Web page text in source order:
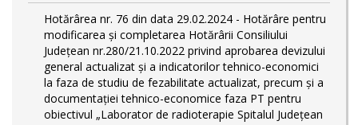
Hotărârea nr. 76 din data 29.02.2024 - Hotărâre pentru
modificarea și completarea Hotărârii Consiliului
Județean nr.280/21.10.2022 privind aprobarea devizului
general actualizat și a indicatorilor tehnico-economici
la faza de studiu de fezabilitate actualizat, precum și a
documentației tehnico-economice faza PT pentru
obiectivul „Laborator de radioterapie Spitalul Județean